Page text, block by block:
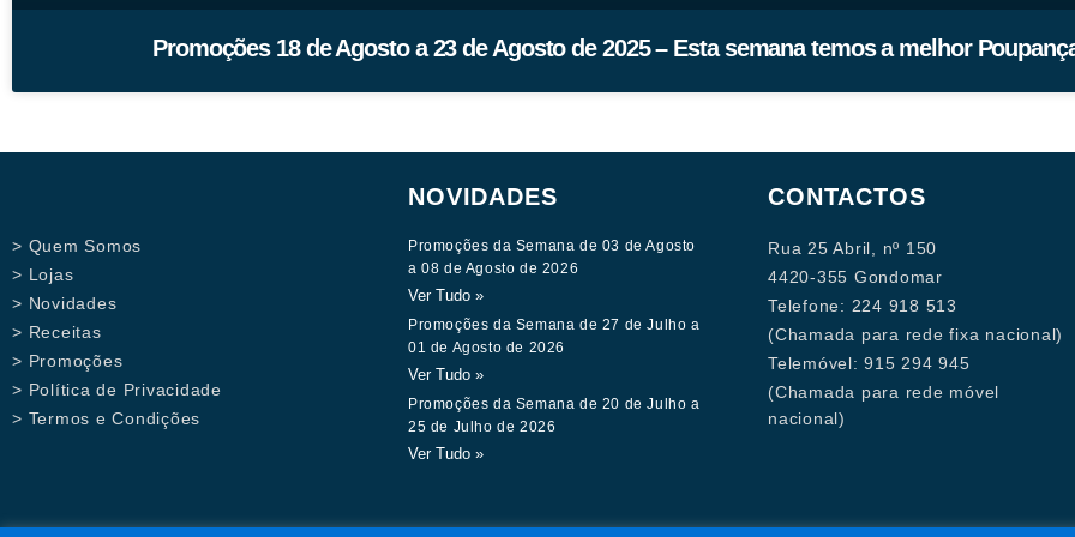
Promoções 18 de Agosto a 23 de Agosto de 2025 – Esta semana temos a melhor
> Quem Somos
> Lojas
> Novidades
> Receitas
> Promoções
> Política de Privacidade
> Termos e Condições
NOVIDADES
Promoções da Semana de 03 de Agosto
a 08 de Agosto de 2026
Ver Tudo »
Promoções da Semana de 27 de Julho a
01 de Agosto de 2026
Ver Tudo »
Promoções da Semana de 20 de Julho a
25 de Julho de 2026
Ver Tudo »
CONTACTOS
Rua 25 Abril, nº 150
4420-355 Gondomar
Telefone: 224 918 513
(Chamada para rede fixa nacional)
Telemóvel: 915 294 945
(Chamada para rede móvel
nacional)